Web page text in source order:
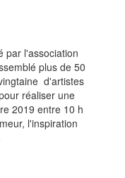
loisirs
par l'association
plus de 50
d'artistes
réaliser une
2019 entre 10 h
l'inspiration